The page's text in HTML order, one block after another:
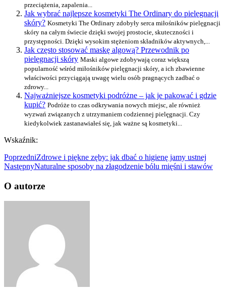
przeciążenia, zapalenia...
Jak wybrać najlepsze kosmetyki The Ordinary do pielęgnacji
skóry? Kosmetyki The Ordinary zdobyły serca miłośników pielęgnacji
skóry na całym świecie dzięki swojej prostocie, skuteczności i
przystępności. Dzięki wysokim stężeniom składników aktywnych,...
Jak często stosować maskę algową? Przewodnik po
pielęgnacji skóry Maski algowe zdobywają coraz większą
popularność wśród miłośników pielęgnacji skóry, a ich zbawienne
właściwości przyciągają uwagę wielu osób pragnących zadbać o
zdrowy...
Najważniejsze kosmetyki podróżne – jak je pakować i gdzie
kupić? Podróże to czas odkrywania nowych miejsc, ale również
wyzwań związanych z utrzymaniem codziennej pielęgnacji. Czy
kiedykolwiek zastanawiałeś się, jak ważne są kosmetyki...
Wskaźnik:
PoprzedniZdrowe i piękne zęby: jak dbać o higienę jamy ustnej
NastępnyNaturalne sposoby na złagodzenie bólu mięśni i stawów
O autorze